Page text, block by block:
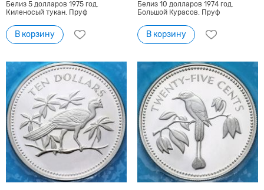
Белиз 5 долларов 1975 год.
Киленосый тукан. Пруф
В корзину
Белиз 10 долларов 1974 год.
Большой Курасов. Пруф
В корзину